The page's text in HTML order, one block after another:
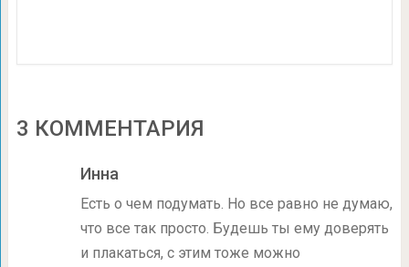
3 КОММЕНТАРИЯ
Инна
Есть о чем подумать. Но все равно не думаю,
что все так просто. Будешь ты ему доверять
и плакаться, с этим тоже можно